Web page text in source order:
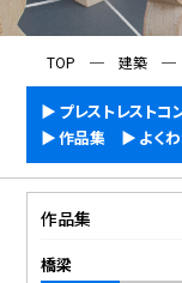
TOP ─ 建築 ─
プレストレストコ
作品集
よく
作品集
橋梁